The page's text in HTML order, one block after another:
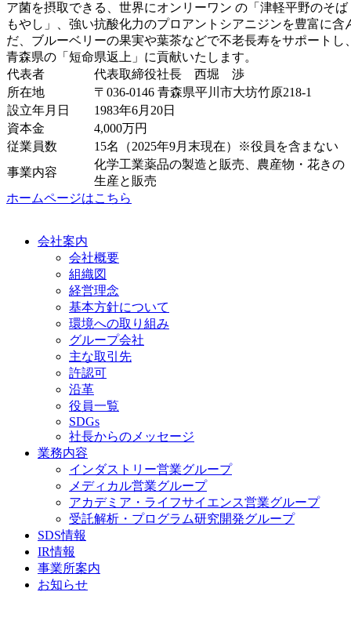
ア菌を摂取できる、世界にオンリーワン の「津軽平野のそば
もやし」、強い抗酸化力のプロアントシアニジンを豊富に含
だ、ブルーベリーの果実や葉茶などで不老長寿をサポートし
青森県の「短命県返上」に貢献いたします。
代表者
代表取締役社長 西堀 渉
所在地
〒036-0146 青森県平川市大坊竹原218-1
設立年月日
1983年6月20日
資本金
4,000万円
従業員数
15名（2025年9月末現在）※役員を含まない
事業内容
化学工業薬品の製造と販売、農産物・花きの
生産と販売
ホームページはこちら
会社案内
会社概要
組織図
経営理念
基本方針について
環境への取り組み
グループ会社
主な取引先
許認可
沿革
役員一覧
SDGs
社長からのメッセージ
業務内容
インダストリー営業グループ
メディカル営業グループ
アカデミア・ライフサイエンス営業グループ
受託解析・プログラム研究開発グループ
SDS情報
IR情報
事業所案内
お知らせ